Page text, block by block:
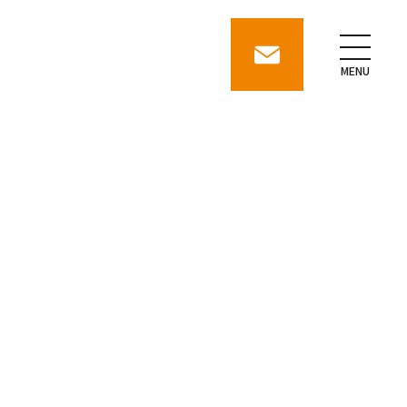
contact MENU